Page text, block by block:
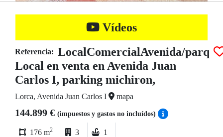
Vídeos
Referencia: LocalComercialAvenida/parq
Local en venta en Avenida Juan
Carlos I, parking michiron,
Lorca, Avenida Juan Carlos I mapa
144.899 € (impuestos y gastos no incluídos)
176 m2 3 1